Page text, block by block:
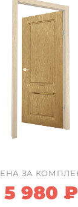
ЗА
5 980 ₽